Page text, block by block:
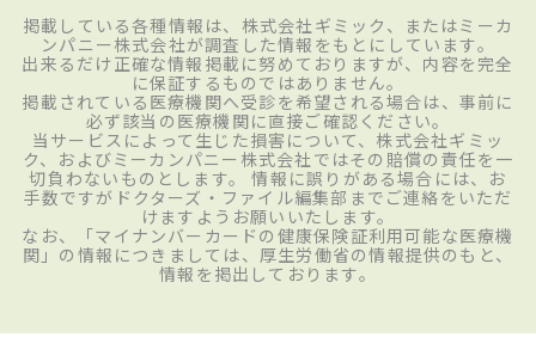
掲載している各種情報は、株式会社ギミック、またはミーカ
ンパニー株式会社が調査した情報をもとにしています。
出来るだけ正確な情報掲載に努めておりますが、内容を完全
に保証するものではありません。
掲載されている医療機関へ受診を希望される場合は、事前に
必ず該当の医療機関に直接ご確認ください。
当サービスによって生じた損害について、株式会社ギミッ
ク、およびミーカンパニー株式会社ではその賠償の責任を一
切負わないものとします。 情報に誤りがある場合には、お
手数ですがドクターズ・ファイル編集部までご連絡をいただ
けますようお願いいたします。
なお、「マイナンバーカードの健康保険証利用可能な医療機
関」の情報につきましては、厚生労働省の情報提供のもと、
情報を掲出しております。